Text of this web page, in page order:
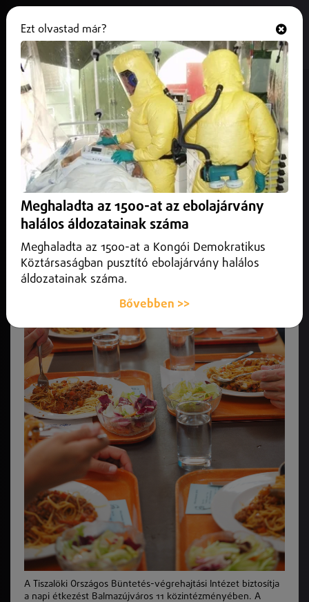
Börtönkosztot kapnak a
Balmazújvárosi gyerekek
2025. szeptember 09.Belföld
A Tiszalöki Országos Büntetés-végrehajtási Intézet
közintézményében.
A Tiszalöki Országos Büntetés-végrehajtási Intézet biztosítja
a napi étkezést Balmazújváros 11 közintézményében. A
Ezt olvastad már?
Meghaladta az 1500-at az ebolajárvány
halálos áldozatainak száma
Meghaladta az 1500-at a Kongói Demokratikus
Köztársaságban pusztító ebolajárvány halálos
áldozatainak száma.
Bővebben >>